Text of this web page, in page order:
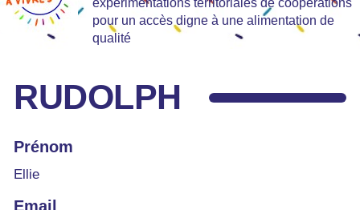
pour un accès digne à une alimentation de
qualité
RUDOLPH
Prénom
Ellie
Email